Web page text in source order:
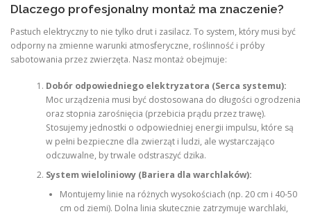
Dlaczego profesjonalny montaż ma znaczenie?
Pastuch elektryczny to nie tylko drut i zasilacz. To system, który musi być
odporny na zmienne warunki atmosferyczne, roślinność i próby
sabotowania przez zwierzęta. Nasz montaż obejmuje:
Dobór odpowiedniego elektryzatora (Serca systemu):
Moc urządzenia musi być dostosowana do długości ogrodzenia
oraz stopnia zarośnięcia (przebicia prądu przez trawę).
Stosujemy jednostki o odpowiedniej energii impulsu, które są
w pełni bezpieczne dla zwierząt i ludzi, ale wystarczająco
odczuwalne, by trwale odstraszyć dzika.
System wieloliniowy (Bariera dla warchlaków):
Montujemy linie na różnych wysokościach (np. 20 cm i 40-50
cm od ziemi). Dolna linia skutecznie zatrzymuje warchlaki,